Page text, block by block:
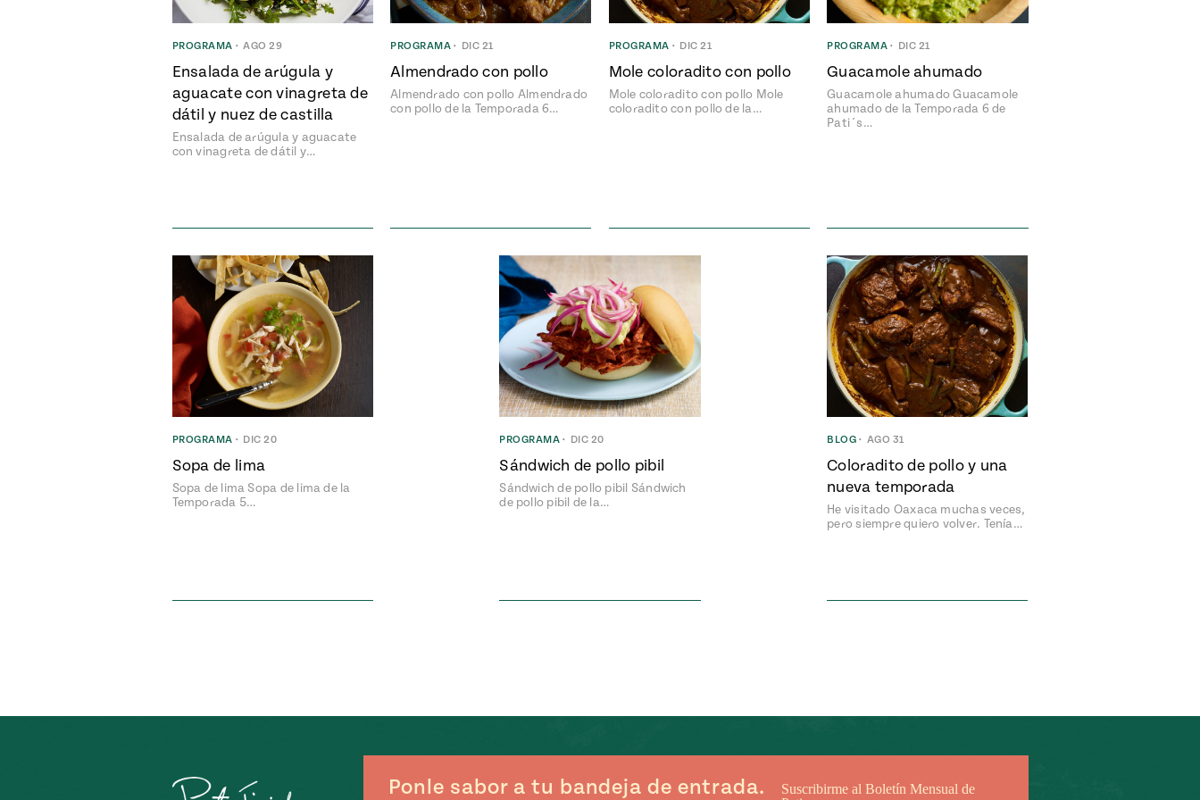
PROGRAMA • AGO 29
Ensalada de arúgula y
aguacate con vinagreta de
dátil y nuez de castilla
Ensalada de arúgula y aguacate
con vinagreta de dátil y…
PROGRAMA • DIC 21
Almendrado con pollo
Almendrado con pollo Almendrado
con pollo de la Temporada 6…
PROGRAMA • DIC 21
Mole coloradito con pollo
Mole coloradito con pollo Mole
coloradito con pollo de la…
PROGRAMA • DIC 21
Guacamole ahumado
Guacamole ahumado Guacamole
ahumado de la Temporada 6 de
Pati´s…
PROGRAMA • DIC 20
Sopa de lima
Sopa de lima Sopa de lima de la
Temporada 5…
PROGRAMA • DIC 20
Sándwich de pollo pibil
Sándwich de pollo pibil Sándwich
de pollo pibil de la…
BLOG • AGO 31
Coloradito de pollo y una
nueva temporada
He visitado Oaxaca muchas veces,
pero siempre quiero volver. Tenía…
Ponle sabor a tu bandeja de entrada.